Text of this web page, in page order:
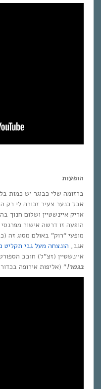
הופעות
ברזומה שלי כבוגר יש כמות
אבל כנער צעיר זכורה לי
אריק איינשטיין ושלום חנוך
הופעה זו דרשה אישור
מופעי “רוק” באולם מסוג זה
אגב, הונצחה מעל גבי תקליט
איינשטיין (זצ”ל) חובב
בגמר!” (אליפות אירופה בכדורסל,